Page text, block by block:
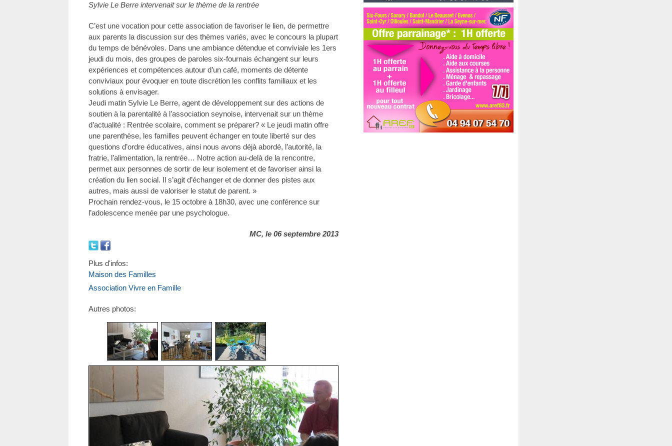
Sylvie Le Berre intervenait sur le thème de la rentrée
C’est une vocation pour cette association de favoriser le lien, de permettre
aux parents la discussion sur des thèmes variés, avec le concours la plupart
du temps de bénévoles. Dans une ambiance détendue et conviviale les 1ers
jeudi du mois, des groupes de paroles six-fournais échangent sur leurs
expériences et compétences autour d’un café, moments de détente
conviviaux pour évoquer en toute discrétion les conflits familiaux et les
solutions à envisager.
Jeudi matin Sylvie Le Berre, agent de développement sur des actions de
soutien à la parentalité à l’association seynoise, intervenait sur un thème
d’actualité : Rentrée scolaire, comment se préparer? « Le jeudi matin offre
une parenthèse, les familles peuvent échanger en toute liberté sur des
questions d’ordre éducatives, ainsi nous avons déjà abordé, l’autorité, la
fratrie, l’alimentation, la rentrée… Notre action au-delà de la rencontre,
permet aux personnes de sortir de leur isolement et de favoriser ainsi la
création du lien social. Il s’agit d’échanger et de donner des pistes aux
autres, mais aussi de valoriser le statut de parent. »
Prochain rendez-vous, le 15 octobre à 18h30, avec une conférence sur
l’adolescence menée par une psychologue.
MC, le 06 septembre 2013
Plus d'infos:
Maison des Familles
Association Vivre en Famille
Autres photos: